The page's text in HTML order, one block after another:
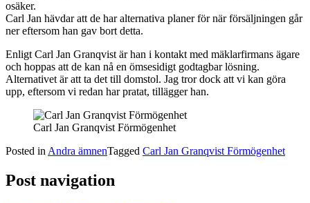
osäker.
Carl Jan hävdar att de har alternativa planer för när försäljningen går
ner eftersom han gav bort detta.
Enligt Carl Jan Granqvist är han i kontakt med mäklarfirmans ägare
och hoppas att de kan nå en ömsesidigt godtagbar lösning.
Alternativet är att ta det till domstol. Jag tror dock att vi kan göra
upp, eftersom vi redan har pratat, tillägger han.
Carl Jan Granqvist Förmögenhet
Posted in Andra ämnenTagged Carl Jan Granqvist Förmögenhet
Post navigation